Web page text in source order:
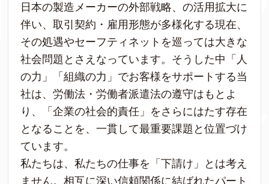
日本の製造メーカーの外部戦略、の活用拡大に
伴い、取引契約・雇用形態が多様化する現在、
その処遇やセーフティネットを巡っては大きな
社会問題とさえなっています。そうした中「人
の力」「組織の力」でお客様をサポートする当
社は、労働法・労働者派遣法の遵守はもとよ
り、「企業の社会的責任」をさらにはたす存在
となることを、一貫して最重要課題と位置づけ
ています。
私たちは、私たちの仕事を「下請け」とは考え
ません。相互に深い信頼関係に結ばれたパート